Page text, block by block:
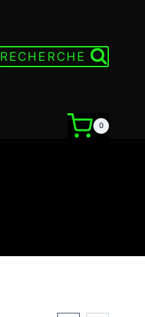
RECHERCHE
0